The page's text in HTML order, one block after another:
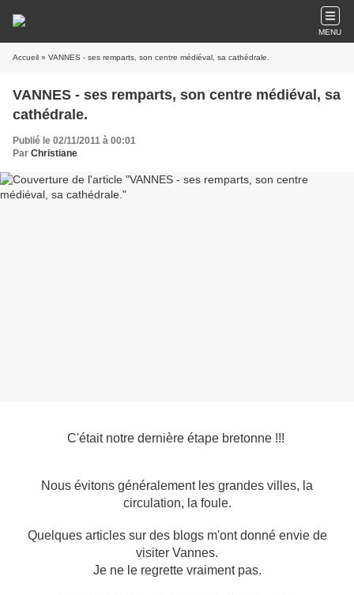
MENU
Accueil » VANNES - ses remparts, son centre médiéval, sa cathédrale.
VANNES - ses remparts, son centre médiéval, sa
cathédrale.
Publié le 02/11/2011 à 00:01
Par Christiane
C'était notre dernière étape bretonne !!!
Nous évitons généralement les grandes villes, la
circulation, la foule.
Quelques articles sur des blogs m'ont donné envie de
visiter Vannes.
Je ne le regrette vraiment pas.